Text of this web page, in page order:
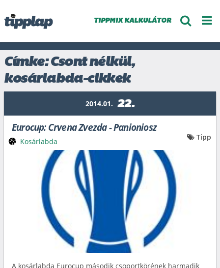
TIPPMIX KALKULÁTOR
Címke: Csont nélkül,
kosárlabda-cikkek
2014.01. 22.
Eurocup: Crvena Zvezda - Panioniosz
A kosárlabda Eurocup második csoportkörének harmadik
Kosárlabda Tipp